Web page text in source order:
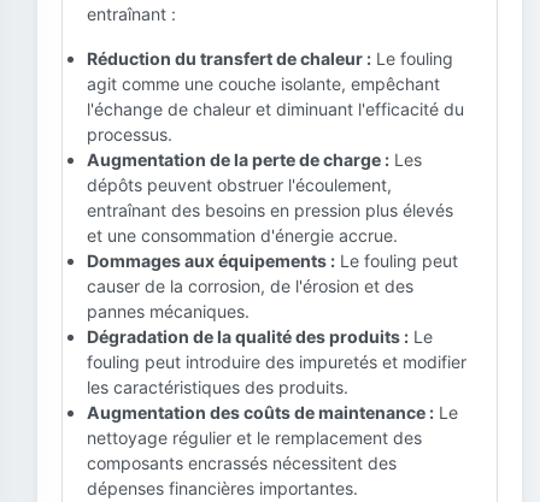
entraînant :
Réduction du transfert de chaleur : Le fouling
agit comme une couche isolante, empêchant
l'échange de chaleur et diminuant l'efficacité du
processus.
Augmentation de la perte de charge : Les
dépôts peuvent obstruer l'écoulement,
entraînant des besoins en pression plus élevés
et une consommation d'énergie accrue.
Dommages aux équipements : Le fouling peut
causer de la corrosion, de l'érosion et des
pannes mécaniques.
Dégradation de la qualité des produits : Le
fouling peut introduire des impuretés et modifier
les caractéristiques des produits.
Augmentation des coûts de maintenance : Le
nettoyage régulier et le remplacement des
composants encrassés nécessitent des
dépenses financières importantes.